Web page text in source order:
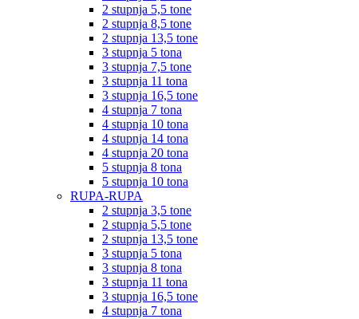
2 stupnja 5,5 tone
2 stupnja 8,5 tone
2 stupnja 13,5 tone
3 stupnja 5 tona
3 stupnja 7,5 tone
3 stupnja 11 tona
3 stupnja 16,5 tone
4 stupnja 7 tona
4 stupnja 10 tona
4 stupnja 14 tona
4 stupnja 20 tona
5 stupnja 8 tona
5 stupnja 10 tona
RUPA-RUPA
2 stupnja 3,5 tone
2 stupnja 5,5 tone
2 stupnja 13,5 tone
3 stupnja 5 tona
3 stupnja 8 tona
3 stupnja 11 tona
3 stupnja 16,5 tone
4 stupnja 7 tona